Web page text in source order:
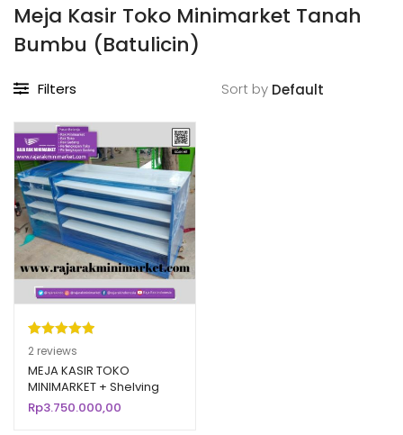
Meja Kasir Toko Minimarket Tanah
Bumbu (Batulicin)
Filters Sort by
Peringkat
5.00 dari 5
berdasarka
n
2
penilaian
2 reviews
MEJA KASIR TOKO
MINIMARKET + Shelving
Tipe MK-07
Rp3.750.000,00